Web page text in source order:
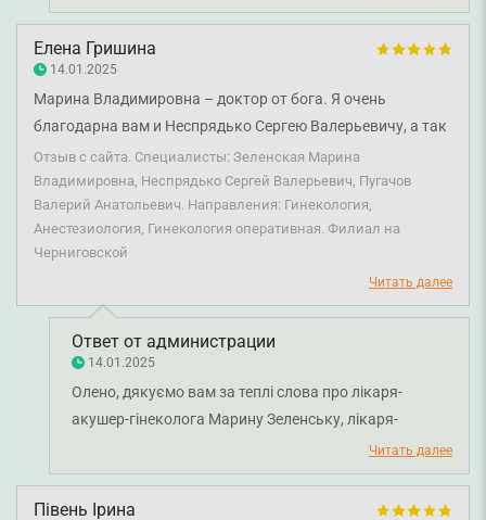
Елена Гришина
14.01.2025
Марина Владимировна – доктор от бога. Я очень
благодарна вам и Неспрядько Сергею Валерьевичу, а так
же Пугачову Валерию Анатольевичу за удачно
проведенную сложную операцию. А так же благодарна
младшему мед. персоналу Диночке, Юлечке и
Александру. Дай бог вам здоровья и мира.
Отзыв с сайта. Специалисты: Зеленская Марина
Владимировна, Неспрядько Сергей Валерьевич, Пугачов
Валерий Анатольевич. Направления: Гинекология,
Анестезиология, Гинекология оперативная. Филиал на
Черниговской
Читать далее
Ответ от администрации
14.01.2025
Олено, дякуємо вам за теплі слова про лікаря-
акушер-гінеколога Марину Зеленську, лікаря-
онкогінеколога Сергія Неспрядько, лікаря-
анестезіолога Валерія Пугачова та молодший
медичний персона! Ми дуже раді, що ви задоволені
Читать далее
Півень Ірина